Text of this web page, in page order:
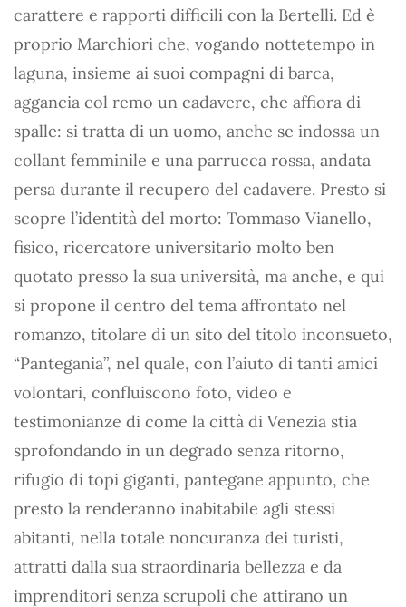
carattere e rapporti difficili con la Bertelli. Ed è
proprio Marchiori che, vogando nottetempo in
laguna, insieme ai suoi compagni di barca,
aggancia col remo un cadavere, che affiora di
spalle: si tratta di un uomo, anche se indossa un
collant femminile e una parrucca rossa, andata
persa durante il recupero del cadavere. Presto si
scopre l’identità del morto: Tommaso Vianello,
fisico, ricercatore universitario molto ben
quotato presso la sua università, ma anche, e qui
si propone il centro del tema affrontato nel
romanzo, titolare di un sito del titolo inconsueto,
“Pantegania”, nel quale, con l’aiuto di tanti amici
volontari, confluiscono foto, video e
testimonianze di come la città di Venezia stia
sprofondando in un degrado senza ritorno,
rifugio di topi giganti, pantegane appunto, che
presto la renderanno inabitabile agli stessi
abitanti, nella totale noncuranza dei turisti,
attratti dalla sua straordinaria bellezza e da
imprenditori senza scrupoli che attirano un